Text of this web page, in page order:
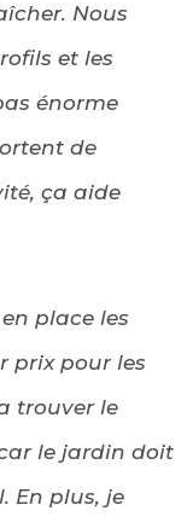
Nous
et les
énorme
de
ça aide
place les
prix pour les
trouver le
le jardin doit
En plus, je